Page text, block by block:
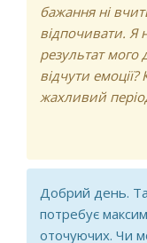
бажання ні
відпочивати. Я
результат мого
відчути
жахливий
Добрий день.
потребує
оточуючих. Чи